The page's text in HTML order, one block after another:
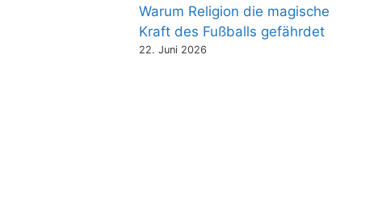
Warum Religion die magische
Kraft des Fußballs gefährdet
22. Juni 2026